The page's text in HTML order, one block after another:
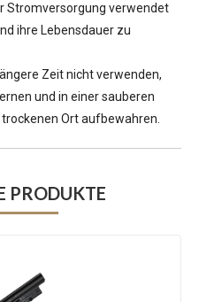
Stromversorgung verwendet
ihre Lebensdauer zu
Zeit nicht verwenden,
und in einer sauberen
Ort aufbewahren.
PRODUKTE